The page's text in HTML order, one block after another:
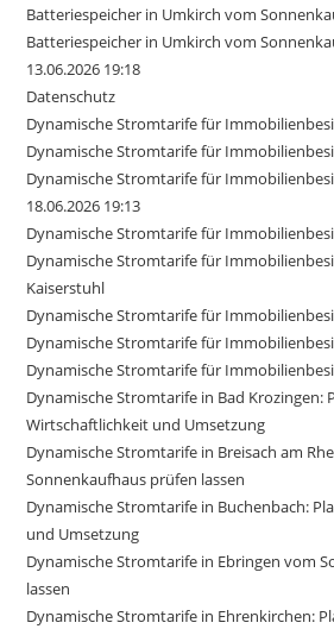
Batteriespeicher in Umkirch vom
Batteriespeicher in Umkirch vom
13.06.2026 19:18
Datenschutz
Dynamische Stromtarife für
Dynamische Stromtarife für
Dynamische Stromtarife für
18.06.2026 19:13
Dynamische Stromtarife für
Dynamische Stromtarife für
Kaiserstuhl
Dynamische Stromtarife für
Dynamische Stromtarife für
Dynamische Stromtarife für
Dynamische Stromtarife in Bad Krozingen:
Wirtschaftlichkeit und Umsetzung
Dynamische Stromtarife in Breisach am
Sonnenkaufhaus prüfen lassen
Dynamische Stromtarife in Buchenbach:
und Umsetzung
Dynamische Stromtarife in Ebringen vom
lassen
Dynamische Stromtarife in Ehrenkirchen: